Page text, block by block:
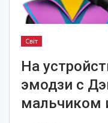
Світ
На
эмодзи с
мальчиком